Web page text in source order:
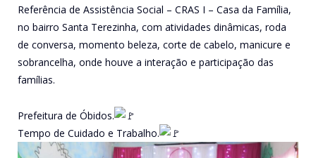
Referência de Assistência Social – CRAS I – Casa da Família,
no bairro Santa Terezinha, com atividades dinâmicas, roda
de conversa, momento beleza, corte de cabelo, manicure e
sobrancelha, onde houve a interação e participação das
famílias.
Prefeitura de Óbidos.
Tempo de Cuidado e Trabalho.